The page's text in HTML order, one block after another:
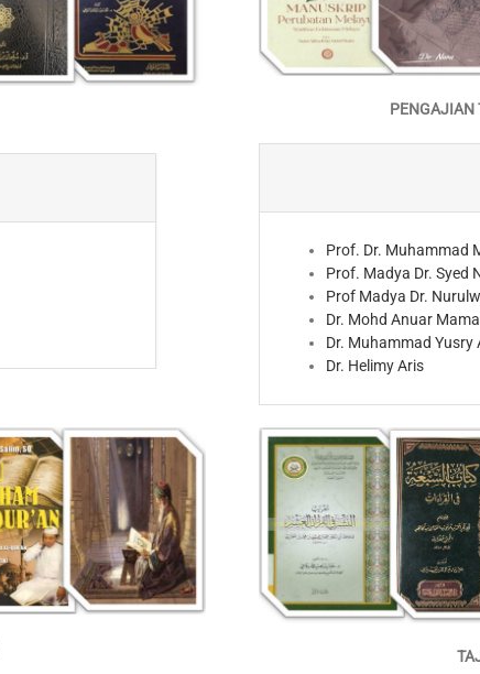
PENGAJIAN
Prof. Dr. Muhammad
Prof. Madya Dr. Syed
Prof Madya Dr.
Dr. Mohd Anuar
Dr. Muhammad Yusry
Dr. Helimy Aris